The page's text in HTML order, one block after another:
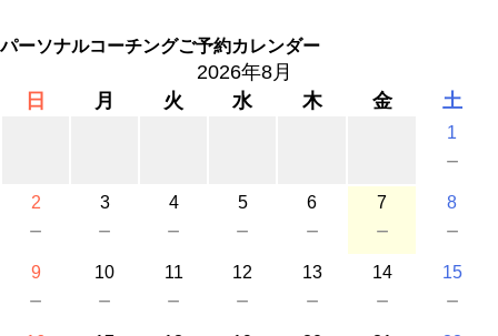
パーソナルコーチングご予約カレンダー
2026年8月
日
月 火 水 木 金 土
1
－
2
－
3
－
4
－
5
－
6
－
7
－
8
－
9
－
10
－
11
－
12
－
13
－
14
－
15
－